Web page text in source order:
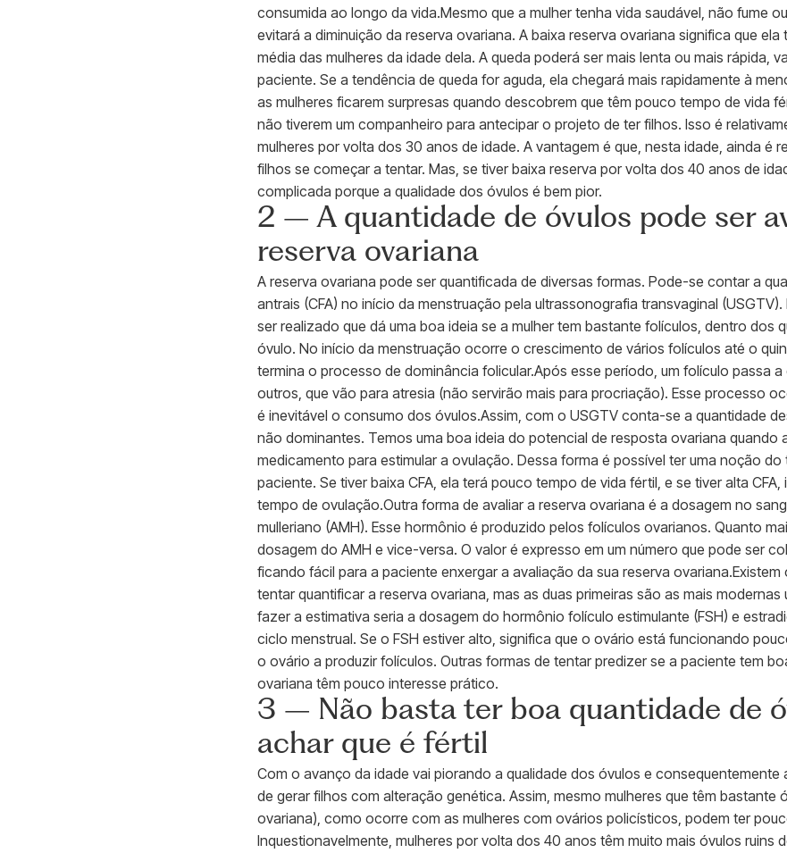
consumida ao longo da vida.Mesmo que a mulher tenha vida saudável, não fume
evitará a diminuição da reserva ovariana. A baixa reserva ovariana significa que ela
média das mulheres da idade dela. A queda poderá ser mais lenta ou mais rápida,
paciente. Se a tendência de queda for aguda, ela chegará mais rapidamente à
as mulheres ficarem surpresas quando descobrem que têm pouco tempo de vida
não tiverem um companheiro para antecipar o projeto de ter filhos. Isso é
mulheres por volta dos 30 anos de idade. A vantagem é que, nesta idade, ainda é
filhos se começar a tentar. Mas, se tiver baixa reserva por volta dos 40 anos de
complicada porque a qualidade dos óvulos é bem pior.
2 – A quantidade de óvulos pode ser
reserva ovariana
A reserva ovariana pode ser quantificada de diversas formas. Pode-se contar a
antrais (CFA) no início da menstruação pela ultrassonografia transvaginal (USGTV).
ser realizado que dá uma boa ideia se a mulher tem bastante folículos, dentro dos
óvulo. No início da menstruação ocorre o crescimento de vários folículos até o
termina o processo de dominância folicular.Após esse período, um folículo passa
outros, que vão para atresia (não servirão mais para procriação). Esse processo
é inevitável o consumo dos óvulos.Assim, com o USGTV conta-se a quantidade
não dominantes. Temos uma boa ideia do potencial de resposta ovariana quando
medicamento para estimular a ovulação. Dessa forma é possível ter uma noção
paciente. Se tiver baixa CFA, ela terá pouco tempo de vida fértil, e se tiver alta
tempo de ovulação.Outra forma de avaliar a reserva ovariana é a dosagem no
mulleriano (AMH). Esse hormônio é produzido pelos folículos ovarianos. Quanto
dosagem do AMH e vice-versa. O valor é expresso em um número que pode ser
ficando fácil para a paciente enxergar a avaliação da sua reserva ovariana.Existem
tentar quantificar a reserva ovariana, mas as duas primeiras são as mais modernas
fazer a estimativa seria a dosagem do hormônio folículo estimulante (FSH) e
ciclo menstrual. Se o FSH estiver alto, significa que o ovário está funcionando
o ovário a produzir folículos. Outras formas de tentar predizer se a paciente tem
ovariana têm pouco interesse prático.
3 – Não basta ter boa quantidade de
achar que é fértil
Com o avanço da idade vai piorando a qualidade dos óvulos e consequentemente
de gerar filhos com alteração genética. Assim, mesmo mulheres que têm bastante
ovariana), como ocorre com as mulheres com ovários policísticos, podem ter
Inquestionavelmente, mulheres por volta dos 40 anos têm muito mais óvulos ruins